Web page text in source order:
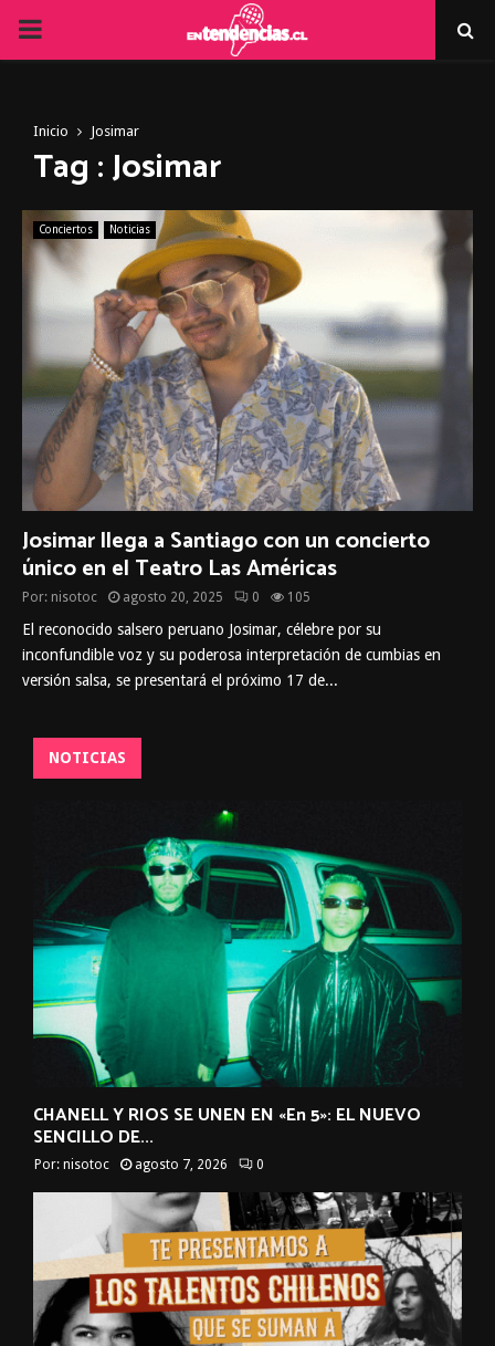
PRIMARY
Inicio Josimar
Tag : Josimar
Conciertos Noticias
Josimar llega a Santiago con un concierto
único en el Teatro Las Américas
Por: nisotoc agosto 20, 2025 0 105
El reconocido salsero peruano Josimar, célebre por su
inconfundible voz y su poderosa interpretación de cumbias en
versión salsa, se presentará el próximo 17 de...
NOTICIAS
CHANELL Y RIOS SE UNEN EN «En 5»: EL NUEVO
SENCILLO DE...
Por: nisotoc agosto 7, 2026 0